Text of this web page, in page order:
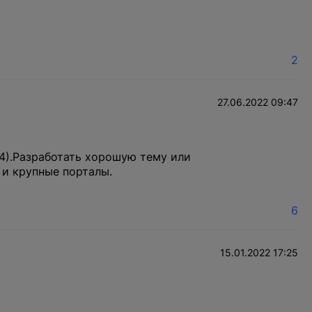
2
27.06.2022 09:47
хорошую тему или
крупные порталы.
6
15.01.2022 17:25